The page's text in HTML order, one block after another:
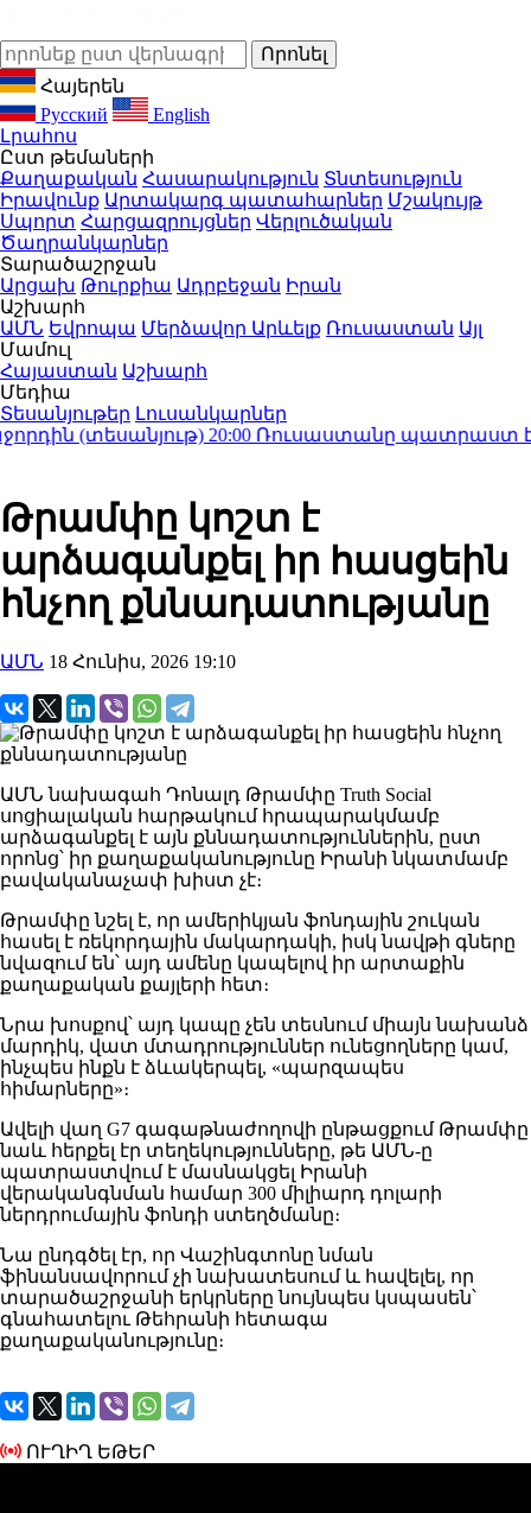
Հայերեն
Русский
English
Լրահոս
Ըստ թեմաների
Քաղաքական Հասարակություն Տնտեսություն
Իրավունք Արտակարգ պատահարներ Մշակույթ
Սպորտ Հարցազրույցներ Վերլուծական
Ծաղրանկարներ
Տարածաշրջան
Արցախ Թուրքիա Ադրբեջան Իրան
Աշխարհ
ԱՄՆ Եվրոպա Մերձավոր Արևելք Ռուսաստան Այլ
Մամուլ
Հայաստան Աշխարհ
Մեդիա
Տեսանյութեր Լուսանկարներ
(տեսանյութ)20:00Ռուսաստանը պատրաստ է
Թրամփը կոշտ է
արձագանքել իր հասցեին
հնչող քննադատությանը
ԱՄՆ 18 Հունիս, 2026 19:10
ԱՄՆ նախագահ Դոնալդ Թրամփը Truth Social
սոցիալական հարթակում հրապարակմամբ
արձագանքել է այն քննադատություններին, ըստ
որոնց՝ իր քաղաքականությունը Իրանի նկատմամբ
բավականաչափ խիստ չէ։
Թրամփը նշել է, որ ամերիկյան ֆոնդային շուկան
հասել է ռեկորդային մակարդակի, իսկ նավթի գները
նվազում են՝ այդ ամենը կապելով իր արտաքին
քաղաքական քայլերի հետ։
Նրա խոսքով՝ այդ կապը չեն տեսնում միայն նախանձ
մարդիկ, վատ մտադրություններ ունեցողները կամ,
ինչպես ինքն է ձևակերպել, «պարզապես
հիմարները»։
Ավելի վաղ G7 գագաթնաժողովի ընթացքում Թրամփը
նաև հերքել էր տեղեկությունները, թե ԱՄՆ-ը
պատրաստվում է մասնակցել Իրանի
վերականգնման համար 300 միլիարդ դոլարի
ներդրումային ֆոնդի ստեղծմանը։
Նա ընդգծել էր, որ Վաշինգտոնը նման
ֆինանսավորում չի նախատեսում և հավելել, որ
տարածաշրջանի երկրները նույնպես կսպասեն՝
գնահատելու Թեհրանի հետագա
քաղաքականությունը։
ՈՒՂԻՂ ԵԹԵՐ